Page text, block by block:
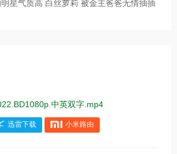
中英双字.mp4
迅雷下载 小米路由